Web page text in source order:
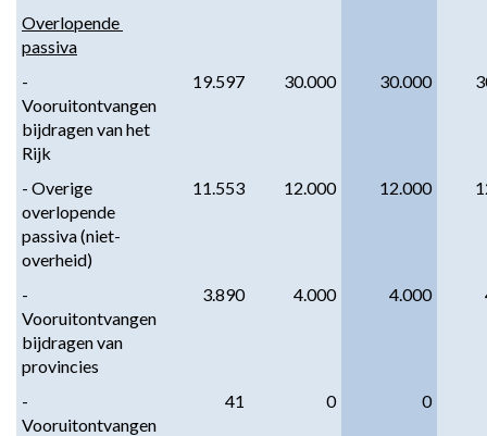
Overlopende
passiva
-
Vooruitontvangen
bijdragen van het
Rijk
19.597 30.000 30.000
- Overige
overlopende
passiva (niet-
overheid)
11.553 12.000 12.000
-
Vooruitontvangen
bijdragen van
provincies
3.890 4.000 4.000
-
Vooruitontvangen
41 0 0